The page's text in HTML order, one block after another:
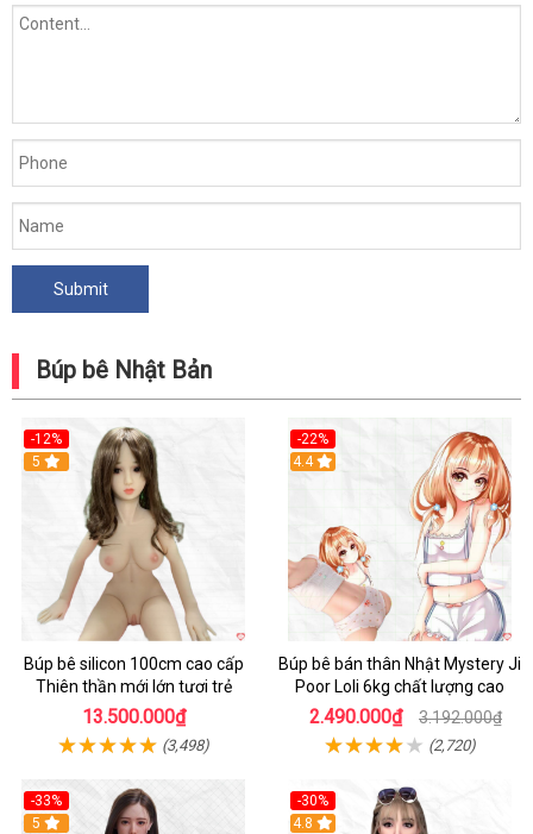
Búp bê Nhật Bản
-12%
5
Búp bê silicon 100cm cao cấp
Thiên thần mới lớn tươi trẻ
13.500.000₫
(3,498)
-22%
Hot
4.4
Búp bê bán thân Nhật Mystery Ji
Poor Loli 6kg chất lượng cao
2.490.000₫ 3.192.000₫
(2,720)
-33%
5
-30%
4.8